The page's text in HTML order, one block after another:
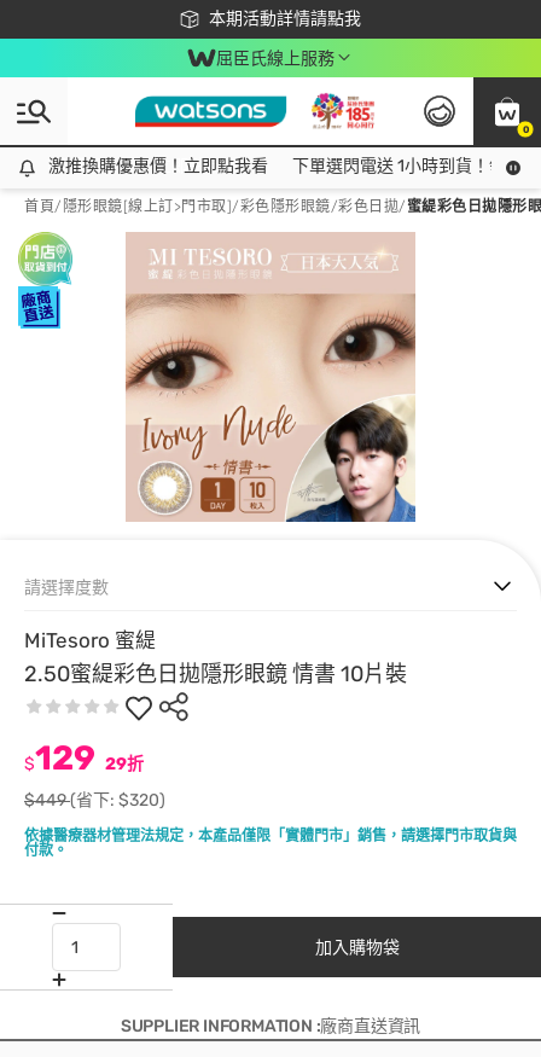
本期活動詳情請點我
下載app最高回饋$350
屈臣氏線上服務
0
激推換購優惠價！立即點我看
激推換購優惠價！立即點我看 下單選閃電送 1小時到貨！領神
首頁/ 隱形眼鏡[線上訂>門市取]/彩色隱形眼鏡/彩色日拋/蜜緹彩色日拋隱形
MiTesoro 蜜緹
2.50蜜緹彩色日拋隱形眼鏡 情書 10片裝
依據醫療器材管理法規定，本產品僅限「實體門市」銷售，請選擇門市取貨與
付款。
$129 29折
$449(省下: $320)
請選擇度數
加入購物袋
SUPPLIER INFORMATION :廠商直送資訊